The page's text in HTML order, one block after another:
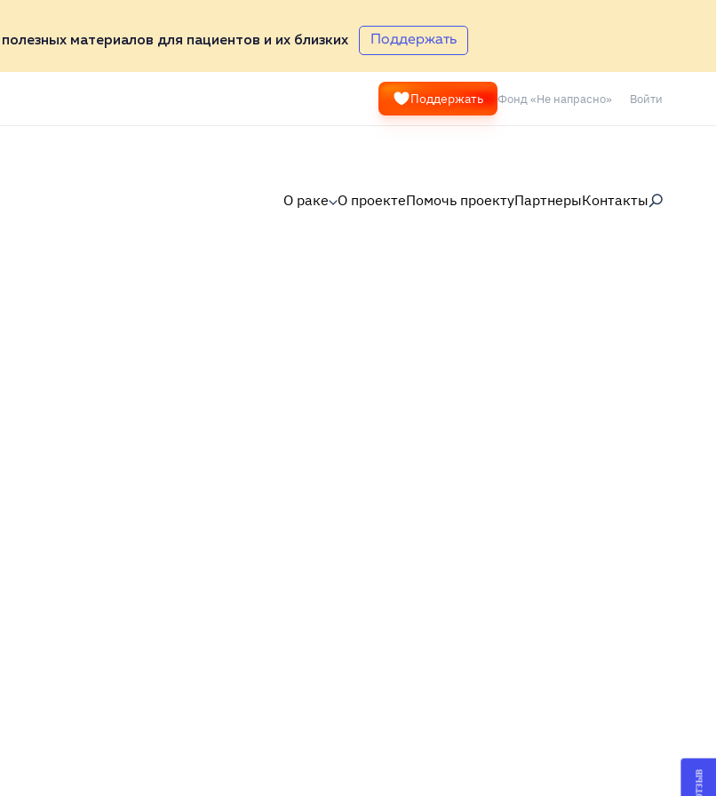
материалов для пациентов и их близких Поддержать
Поддержать Фонд «Не напрасно» Войти
О раке О проектеПомочь проектуПартнерыКонтакты